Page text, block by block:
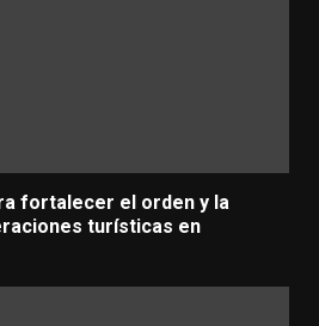
fortalecer el orden y la
turísticas en